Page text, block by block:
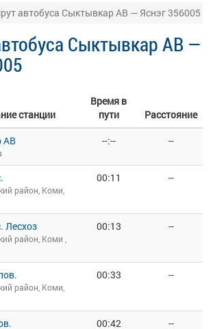
автобуса Сыктывкар АВ — Яснэг 356005
Сыктывкар АВ —
станции
Время в
пути
Расстояние
АВ --:-- --
район, Коми,
00:11 --
Лесхоз
район, Коми ,
00:13 --
район, Коми,
00:33 --
00:42 --